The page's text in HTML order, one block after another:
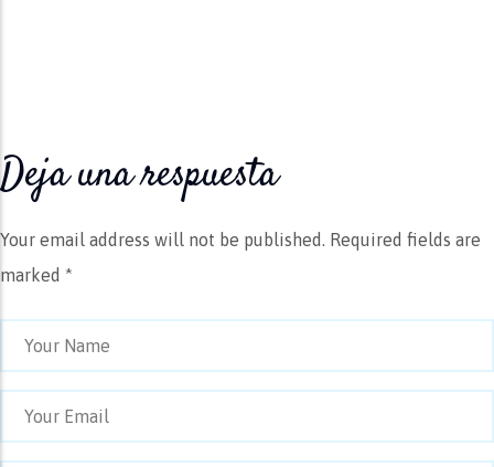
Deja una respuesta
Your email address will not be published. Required fields are
marked *